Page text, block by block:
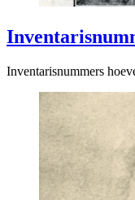
Inventarisnummers